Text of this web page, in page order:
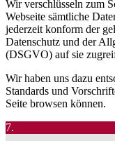
Wir verschlüsseln zum
Webseite sämtliche
jederzeit konform der
Datenschutz und der
(DSGVO) auf sie
Wir haben uns dazu
Standards und
Seite browsen können.
7.